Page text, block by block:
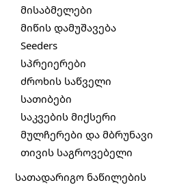
მისაბმელები
მიწის დამუშავება
Seeders
სპრეიერები
ძროხის საწველი
სათიბები
საკვების მიქსერი
მულჩერები და მბრუნავი
თივის საგროვებელი
სათადარიგო ნაწილების